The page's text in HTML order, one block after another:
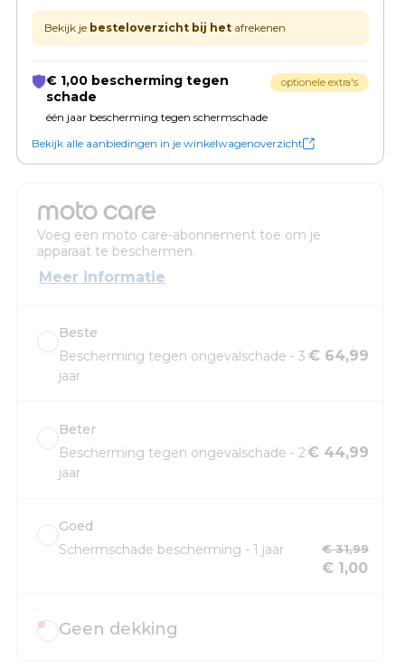
Bekijk je besteloverzicht bij het afrekenen
€ 1,00 bescherming tegen
schade
één jaar bescherming tegen schermschade
optionele extra's
Bekijk alle aanbiedingen in je winkelwagenoverzicht
moto care
Voeg een moto care-abonnement toe om je
apparaat te beschermen.
Meer informatie
Beste
Bescherming tegen ongevalschade - 3
jaar
€ 64,99
Beter
Bescherming tegen ongevalschade - 2
jaar
€ 44,99
Goed
Schermschade bescherming - 1 jaar
€ 31,99
€ 1,00
Geen dekking